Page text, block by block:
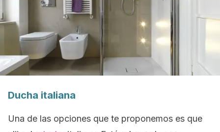
Ducha italiana
Una de las opciones que te proponemos es que